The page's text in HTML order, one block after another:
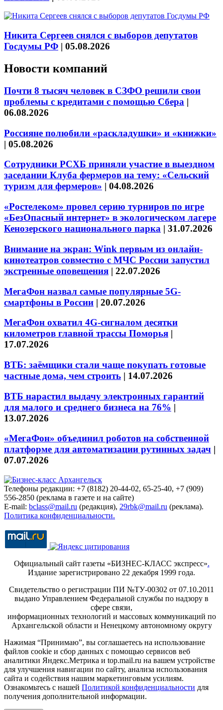
Никита Сергеев снялся с выборов депутатов
Госдумы РФ | 05.08.2026
Новости компаний
Почти 8 тысяч человек в СЗФО решили свои
проблемы с кредитами с помощью Сбера |
06.08.2026
Россияне полюбили «раскладушки» и «книжки»
| 05.08.2026
Сотрудники РСХБ приняли участие в выездном
заседании Клуба фермеров на тему: «Сельский
туризм для фермеров» | 04.08.2026
«Ростелеком» провел серию турниров по игре
«БезОпасный интернет» в экологическом лагере
Кенозерского национального парка | 31.07.2026
Внимание на экран: Wink первым из онлайн-
кинотеатров совместно с МЧС России запустил
экстренные оповещения | 22.07.2026
МегаФон назвал самые популярные 5G-
смартфоны в России | 20.07.2026
МегаФон охватил 4G-сигналом десятки
километров главной трассы Поморья |
17.07.2026
ВТБ: заёмщики стали чаще покупать готовые
частные дома, чем строить | 14.07.2026
ВТБ нарастил выдачу электронных гарантий
для малого и среднего бизнеса на 76% |
13.07.2026
«МегаФон» объединил роботов на собственной
платформе для автоматизации рутинных задач |
07.07.2026
Телефоны редакции: +7 (8182) 20-44-02, 65-25-40, +7 (909)
556-2850 (реклама в газете и на сайте)
E-mail: bclass@mail.ru (редакция), 29rbk@mail.ru (реклама).
Политика конфиденциальности.
Официальный сайт газеты «БИЗНЕС-КЛАСС экспресс».
Издание зарегистрировано 22 декабря 1999 года.
Свидетельство о регистрации ПИ №ТУ-00302 от 07.10.2011
выдано Управлением Федеральной службы по надзору в
сфере связи,
информационных технологий и массовых коммуникаций по
Архангельской области и Ненецкому автономному округу
Нажимая “Принимаю”, вы соглашаетесь на использование
файлов cookie и сбор данных с помощью сервисов веб
аналитики Яндекс.Метрика и top.mail.ru на вашем устройстве
для улучшения навигации по сайту, анализа использования
сайта и содействия нашим маркетинговым усилиям.
Ознакомьтесь с нашей Политикой конфиденциальности для
получения дополнительной информации.